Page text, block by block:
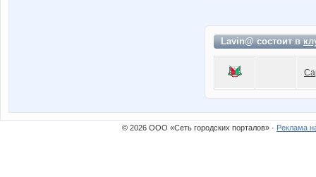
Lavin@ состоит в
© 2026 ООО «Сеть городских порталов» · Реклама